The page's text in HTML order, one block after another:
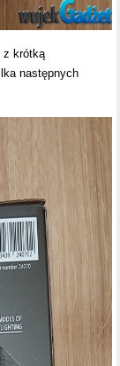
z krótką
następnych